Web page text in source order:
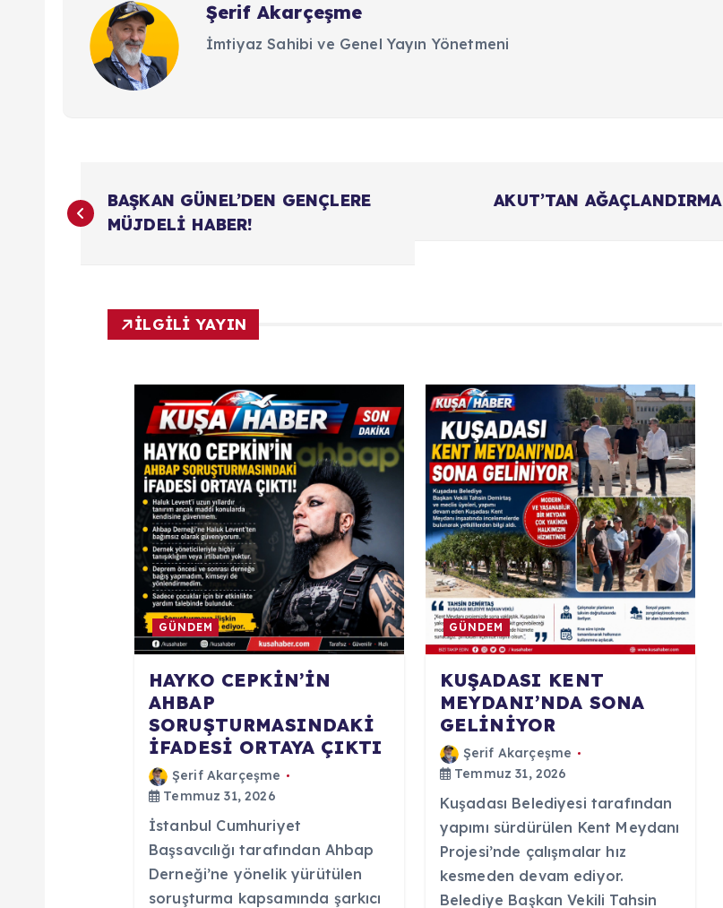
Şerif Akarçeşme
İmtiyaz Sahibi ve Genel Yayın Yönetmeni
a
BAŞKAN GÜNEL’DEN GENÇLERE
MÜJDELİ HABER!
AKUT’TAN AĞAÇLANDIRMA
İLGİLİ YAYIN
GÜNDEM
HAYKO CEPKİN’İN
AHBAP
SORUŞTURMASINDAKİ
İFADESİ ORTAYA ÇIKTI
Şerif Akarçeşme
Temmuz 31, 2026
İstanbul Cumhuriyet
Başsavcılığı tarafından Ahbap
Derneği’ne yönelik yürütülen
soruşturma kapsamında şarkıcı
GÜNDEM
KUŞADASI KENT
MEYDANI’NDA SONA
GELİNİYOR
Şerif Akarçeşme
Temmuz 31, 2026
Kuşadası Belediyesi tarafından
yapımı sürdürülen Kent Meydanı
Projesi’nde çalışmalar hız
kesmeden devam ediyor.
Belediye Başkan Vekili Tahsin